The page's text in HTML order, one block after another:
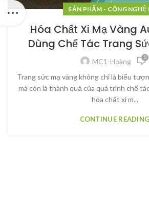
SẢN PHẨM - CÔNG NGHỆ
Hóa Chất Xi Mạ Vàng
Dùng Chế Tác Trang
MC1-Hoàng 0
Trang sức mạ vàng không chỉ là biểu
mà còn là thành quả của quá trình chế
hóa chất xi m...
CONTINUE READING